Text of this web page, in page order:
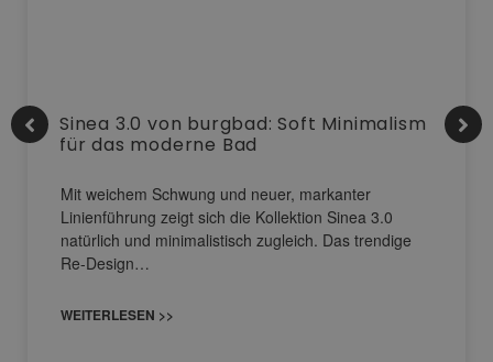
Sinea 3.0 von burgbad: Soft Minimalism
für das moderne Bad
Mit weichem Schwung und neuer, markanter
Linienführung zeigt sich die Kollektion Sinea 3.0
natürlich und minimalistisch zugleich. Das trendige
Re-Design…
WEITERLESEN >>